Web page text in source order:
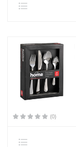
(0)